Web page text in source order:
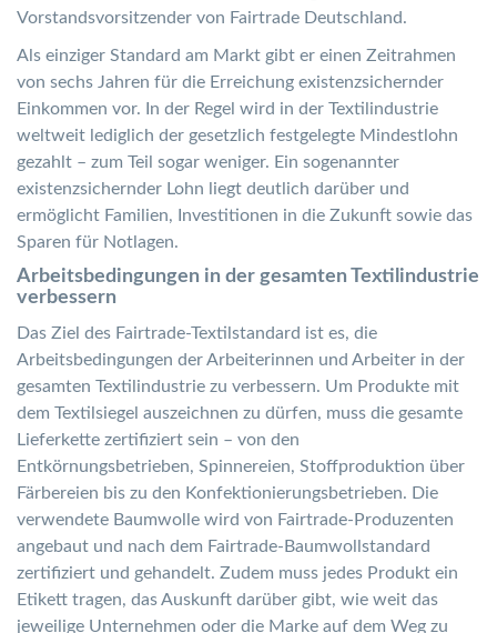
Vorstandsvorsitzender von Fairtrade Deutschland.
Als einziger Standard am Markt gibt er einen Zeitrahmen
von sechs Jahren für die Erreichung existenzsichernder
Einkommen vor. In der Regel wird in der Textilindustrie
weltweit lediglich der gesetzlich festgelegte Mindestlohn
gezahlt – zum Teil sogar weniger. Ein sogenannter
existenzsichernder Lohn liegt deutlich darüber und
ermöglicht Familien, Investitionen in die Zukunft sowie das
Sparen für Notlagen.
Arbeitsbedingungen in der gesamten Textilindustrie
verbessern
Das Ziel des Fairtrade-Textilstandard ist es, die
Arbeitsbedingungen der Arbeiterinnen und Arbeiter in der
gesamten Textilindustrie zu verbessern. Um Produkte mit
dem Textilsiegel auszeichnen zu dürfen, muss die gesamte
Lieferkette zertifiziert sein – von den
Entkörnungsbetrieben, Spinnereien, Stoffproduktion über
Färbereien bis zu den Konfektionierungsbetrieben. Die
verwendete Baumwolle wird von Fairtrade-Produzenten
angebaut und nach dem Fairtrade-Baumwollstandard
zertifiziert und gehandelt. Zudem muss jedes Produkt ein
Etikett tragen, das Auskunft darüber gibt, wie weit das
jeweilige Unternehmen oder die Marke auf dem Weg zu